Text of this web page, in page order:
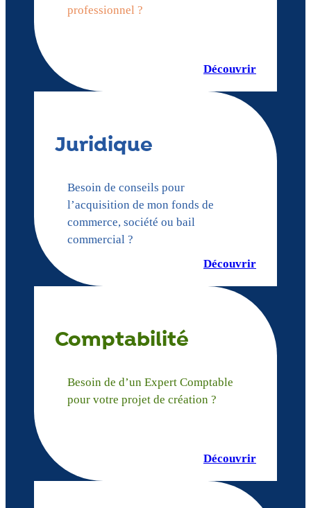
professionnel ?
Découvrir
Juridique
Besoin de conseils pour
l’acquisition de mon fonds de
commerce, société ou bail
commercial ?
Découvrir
Comptabilité
Besoin de d’un Expert Comptable
pour votre projet de création ?
Découvrir